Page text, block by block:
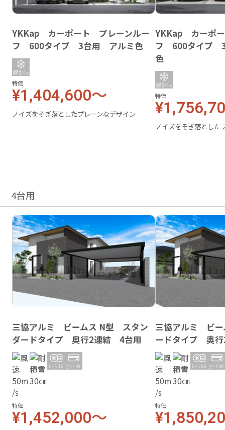
YKKap カーポート プレーンルー
フ 600タイプ 3台用 アルミ色
特価
¥1,404,600～
ノイズをそぎ落としたプレーンなデザイン
YKKap カーポ
フ 600タイプ
色
特価
ノイズをそぎ落とした
4台用
三協アルミ ビームス N型 スタン
ダードタイプ 奥行2連結 4台用
特価
¥1,452,000～
三協アルミ ビ
ードタイプ 奥
特価